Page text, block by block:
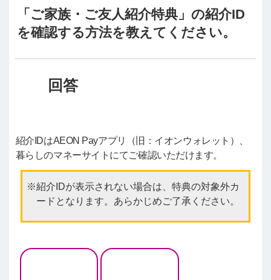
「ご家族・ご友人紹介特典」の紹介ID
を確認する方法を教えてください。
紹介IDはAEON Payアプリ（旧：イオンウォレット）、
暮らしのマネーサイトにてご確認いただけます。
紹介IDが表示されない場合は、特典の対象外カ
ードとなります。あらかじめご了承ください。